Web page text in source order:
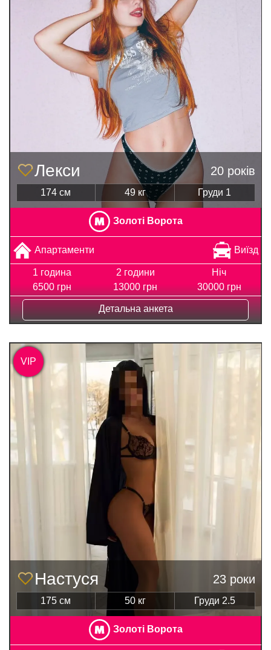
Лекси 20 років
174 см 49 кг Груди 1
Золоті Ворота
Апартаменти Виїзд
1 година
6500 грн
2 години
13000 грн
Ніч
30000 грн
Детальна анкета
Настуся 23 роки
175 см 50 кг Груди 2.5
Золоті Ворота
VIP